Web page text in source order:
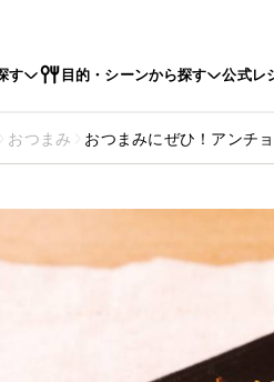
す 目的・シーンから探す 公式レ
おつまみ おつまみにぜひ！アンチ